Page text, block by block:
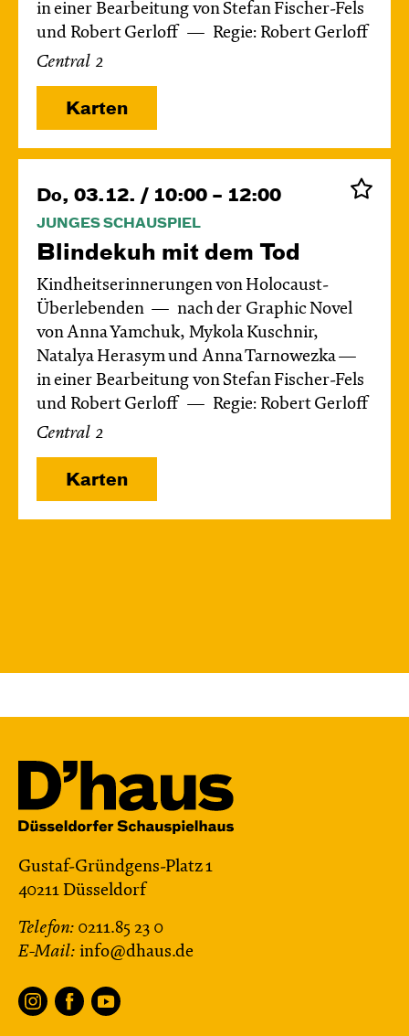
in einer Bearbeitung von Stefan Fischer-Fels
und Robert Gerloff
Regie: Robert Gerloff
Central 2
Karten
Do, 03.12. / 10:00 – 12:00
JUNGES SCHAUSPIEL
Blinde­kuh mit dem Tod
Kindheitserinnerungen von Holocaust-
Überlebenden
nach der Graphic Novel
von Anna Yamchuk, Mykola Kuschnir,
Natalya Herasym und Anna Tarnowezka —
in einer Bearbeitung von Stefan Fischer-Fels
und Robert Gerloff
Regie: Robert Gerloff
Central 2
Karten
Gustaf-Gründgens-Platz 1
40211 Düsseldorf
Telefon: 0211.85 23 0
E-Mail: info@dhaus.de